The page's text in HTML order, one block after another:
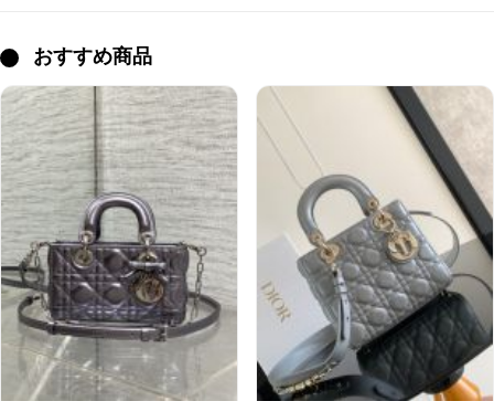
おすすめ商品